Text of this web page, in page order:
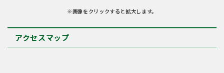
※画像をクリックすると拡大します。
アクセスマップ